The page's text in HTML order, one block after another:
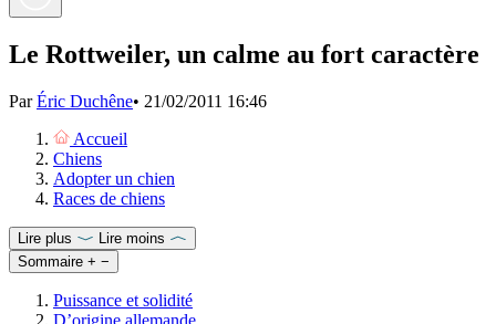
Le Rottweiler, un calme au fort caractère
ParÉric Duchêne• 21/02/2011 16:46
Accueil
Chiens
Adopter un chien
Races de chiens
Lire plus
Lire moins
Sommaire + −
Puissance et solidité
D’origine allemande